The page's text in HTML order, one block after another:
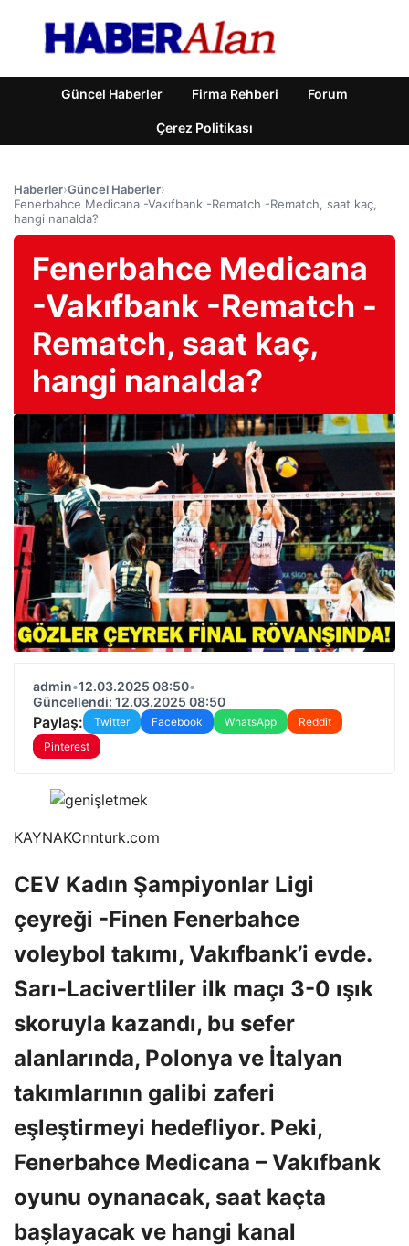
Güncel Haberler Firma Rehberi Forum
Çerez Politikası
Haberler›Güncel Haberler›
Fenerbahce Medicana -Vakıfbank -Rematch -Rematch, saat kaç,
hangi nanalda?
Fenerbahce Medicana
-Vakıfbank -Rematch -
Rematch, saat kaç,
hangi nanalda?
admin•12.03.2025 08:50•
Güncellendi: 12.03.2025 08:50
Paylaş: Twitter Facebook WhatsApp
Reddit
Pinterest
KAYNAKCnnturk.com
CEV Kadın Şampiyonlar Ligi
çeyreği -Finen Fenerbahce
voleybol takımı, Vakıfbank’i evde.
Sarı-Lacivertliler ilk maçı 3-0 ışık
skoruyla kazandı, bu sefer
alanlarında, Polonya ve İtalyan
takımlarının galibi zaferi
eşleştirmeyi hedefliyor. Peki,
Fenerbahce Medicana – Vakıfbank
oyunu oynanacak, saat kaçta
başlayacak ve hangi kanal